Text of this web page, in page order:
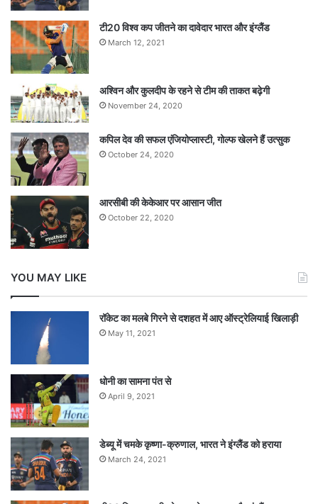
टी20 विश्व कप जीतने का दावेदार भारत और इंग्लैंड
March 12, 2021
अश्विन और कुलदीप के रहने से टीम की ताकत बढ़ेगी
November 24, 2020
कपिल देव की सफल एंजियोप्लास्टी, गोल्फ खेलने हैं उत्सुक
October 24, 2020
आरसीबी की केकेआर पर आसान जीत
October 22, 2020
YOU MAY LIKE
रॉकेट का मलबे गिरने से दशहत में आए ऑस्ट्रेलियाई खिलाड़ी
May 11, 2021
धोनी का सामना पंत से
April 9, 2021
डेब्यू में चमके कृष्णा-क्रुणाल, भारत ने इंग्लैंड को हराया
March 24, 2021